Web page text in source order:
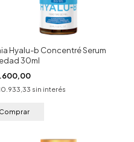
Hyalu-b Concentré Serum
30ml
sin interés